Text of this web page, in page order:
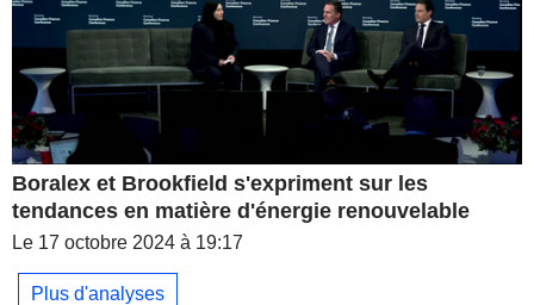
Boralex et Brookfield s'expriment sur les
tendances en matière d'énergie renouvelable
Le 17 octobre 2024 à 19:17
Plus d'analyses